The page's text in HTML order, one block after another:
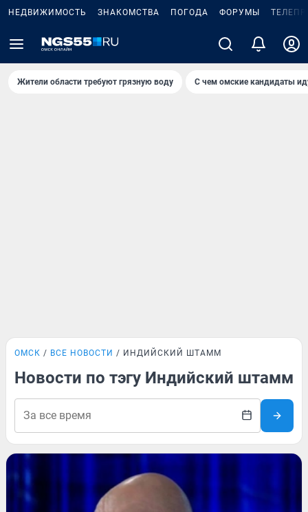
НЕДВИЖИМОСТЬ ЗНАКОМСТВА ПОГОДА ФОРУМЫ
Жители области требуют грязную воду С чем омские кандидаты
ОМСК ВСЕ НОВОСТИ ИНДИЙСКИЙ ШТАММ
Новости по тэгу Индийский штамм